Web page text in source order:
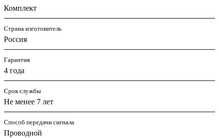
Комплект
Страна изготовитель
Россия
Гарантия
4 года
Срок службы
Не менее 7 лет
Способ передачи сигнала
Проводной